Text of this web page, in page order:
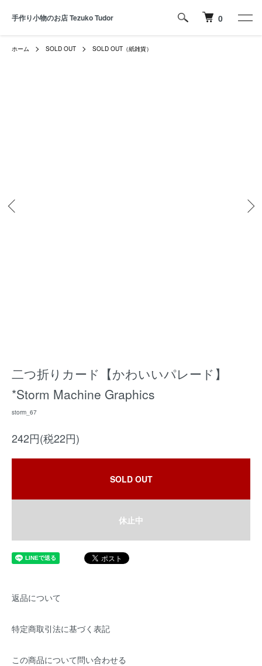
手作り小物のお店 Tezuko Tudor 0
ホーム SOLD OUT SOLD OUT（紙雑貨）
二つ折りカード【かわいいパレード】
*Storm Machine Graphics
storm_67
242円(税22円)
SOLD OUT
休止中
返品について
特定商取引法に基づく表記
この商品について問い合わせる